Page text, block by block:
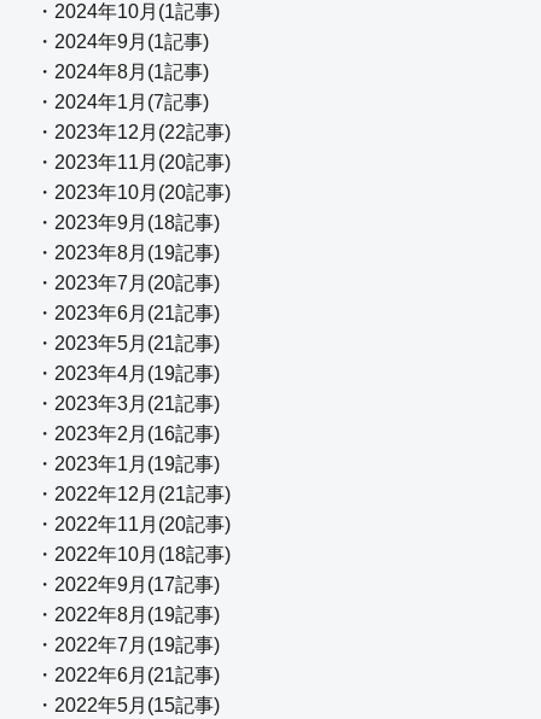
・2024年10月(1記事)
・2024年9月(1記事)
・2024年8月(1記事)
・2024年1月(7記事)
・2023年12月(22記事)
・2023年11月(20記事)
・2023年10月(20記事)
・2023年9月(18記事)
・2023年8月(19記事)
・2023年7月(20記事)
・2023年6月(21記事)
・2023年5月(21記事)
・2023年4月(19記事)
・2023年3月(21記事)
・2023年2月(16記事)
・2023年1月(19記事)
・2022年12月(21記事)
・2022年11月(20記事)
・2022年10月(18記事)
・2022年9月(17記事)
・2022年8月(19記事)
・2022年7月(19記事)
・2022年6月(21記事)
・2022年5月(15記事)